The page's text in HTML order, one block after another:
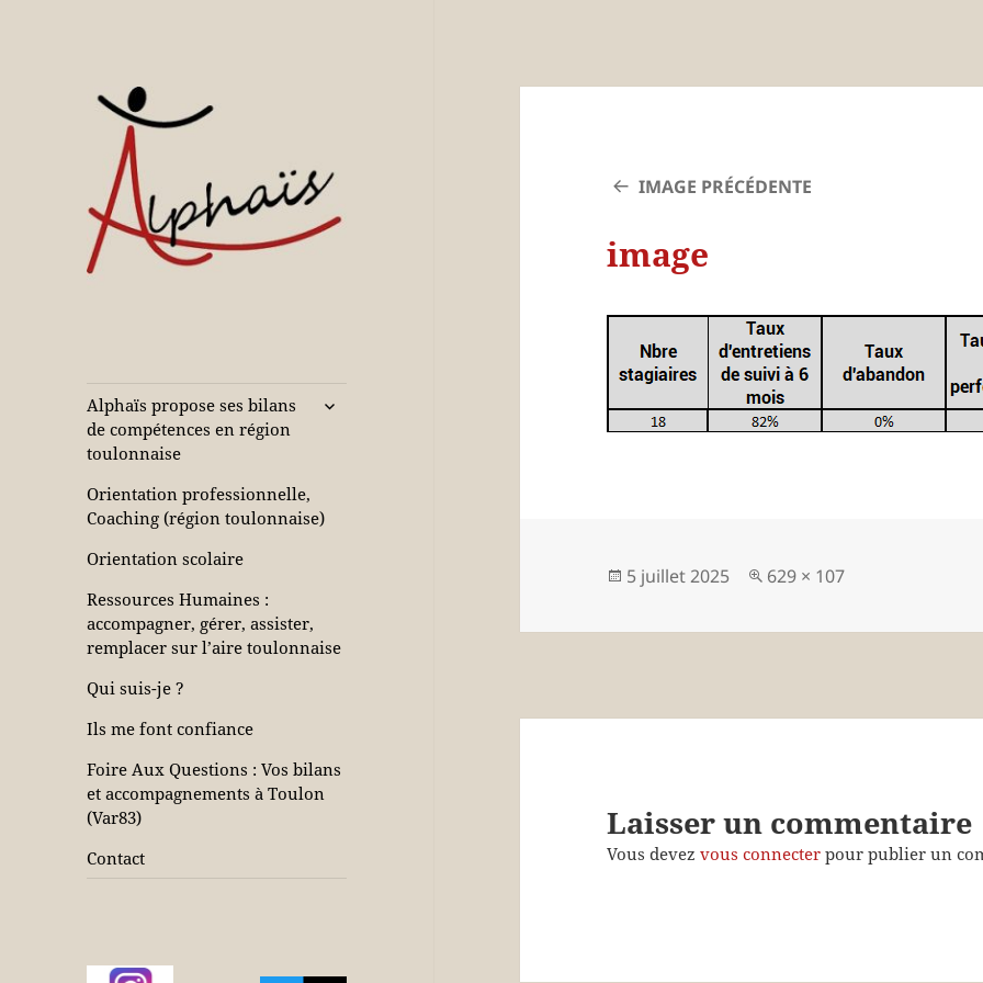
compétences et
orientations
adultes et jeunes
Alphaïs propose ses bilans
de compétences en région
toulonnaise
ouvrir
Orientation professionnelle,
Coaching (région toulonnaise)
Orientation scolaire
Ressources Humaines :
accompagner, gérer, assister,
remplacer sur l’aire toulonnaise
Qui suis-je ?
Ils me font confiance
Foire Aux Questions : Vos bilans
et accompagnements à Toulon
(Var83)
Contact
IMAGE PRÉCÉDENTE
image
Publié
5 juillet 2025
Taille
629 × 107
Laisser un commentaire
Vous devezvous connecter pour publier un